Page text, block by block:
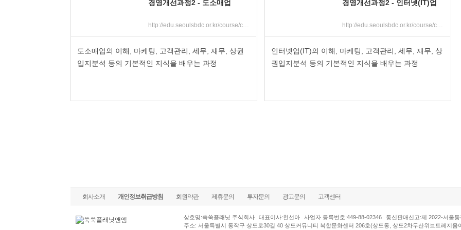
경영개선과정2 - 도소매업
http://edu.seoulsbdc.or.kr/course/course_view.jsp?id=7627&cid=1703&ch=course
도소매업의 이해, 마케팅, 고객관리, 세무, 재무, 상권
입지분석 등의 기본적인 지식을 배우는 과정
경영개선과정2 - 인터넷(IT)업
http://edu.seoulsbdc.or.kr/course/course_view.jsp?id=7629&cid=1703&ch=course
인터넷업(IT)의 이해, 마케팅, 고객관리, 세무, 재무, 상
권입지분석 등의 기본적인 지식을 배우는 과정
회사소개 개인정보취급방침 회원약관 제휴문의 투자문의 광고문의 고객센터
상호명:쑥쑥플래닛 주식회사 대표이사:천선아 사업자 등록번호:449-88-02346
통신판매신고:제 2022-서울
주소: 서울특별시 동작구 상도로30길 40 상도커뮤니티 복합문화센터 206호(상도동, 상도2차두산위브트레지움